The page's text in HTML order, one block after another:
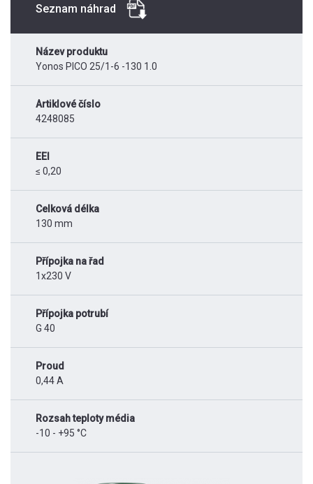
Seznam náhrad
Název produktu
Yonos PICO 25/1-6 -130 1.0
Artiklové číslo
4248085
EEI
≤ 0,20
Celková délka
130 mm
Přípojka na řad
1x230 V
Přípojka potrubí
G 40
Proud
0,44 A
Rozsah teploty média
-10 - +95 °C